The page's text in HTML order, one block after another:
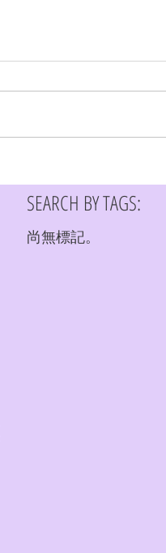
SEARCH BY TAGS:
尚無標記。